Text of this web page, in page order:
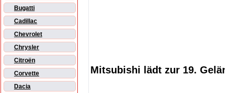
Bugatti
Cadillac
Chevrolet
Chrysler
Citroën
Corvette
Dacia
Mitsubishi lädt zur 19.